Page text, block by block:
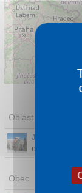
Leaflet
Oblast
Jeseníky
-
nádherných
Obec